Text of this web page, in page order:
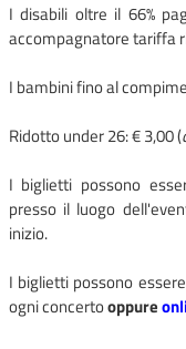
I disabili oltre il 66%
accompagnatore tariffa
I bambini fino al
Ridotto under 26: € 3,00 (
I biglietti possono
presso il luogo
inizio.
I biglietti possono
ogni concertooppure